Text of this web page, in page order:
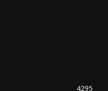
4295